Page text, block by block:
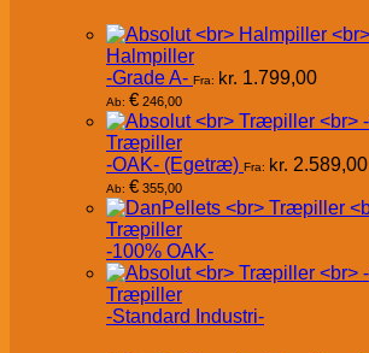
Halmpiller
-Grade A- Fra: kr. 1.799,00
Ab: € 246,00
Træpiller
-OAK- (Egetræ) Fra: kr. 2.589,00
Ab: € 355,00
Træpiller
-100% OAK-
Træpiller
-Standard Industri-